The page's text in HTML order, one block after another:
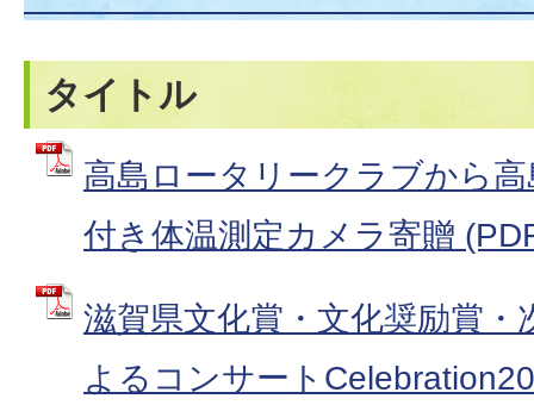
タイトル
高島ロータリークラブから
付き体温測定カメラ寄贈
滋賀県文化賞・文化奨励賞・
よるコンサート